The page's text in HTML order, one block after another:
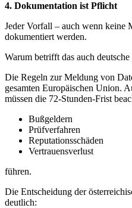
4. Dokumentation ist Pflicht
Jeder Vorfall – auch wenn keine
dokumentiert werden.
Warum betrifft das auch
Die Regeln zur Meldung von
gesamten Europäischen Union.
müssen die 72-Stunden-Frist
Bußgeldern
Prüfverfahren
Reputationsschäden
Vertrauensverlust
führen.
Die Entscheidung der
deutlich: